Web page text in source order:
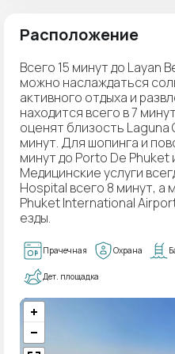
Расположение
Всего 15 минут до Layan
можно наслаждаться
активного отдыха и
находится всего в 7
оценят близость Laguna
минут. Для шопинга и
минут до Porto De Phuket
Медицинские услуги
Hospital всего 8 минут,
Phuket International
езды.
Прачечная Охрана
Дет. площадка